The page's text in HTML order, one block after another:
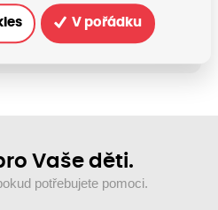
Vaše děti.
potřebujete pomoci.
V pořádku